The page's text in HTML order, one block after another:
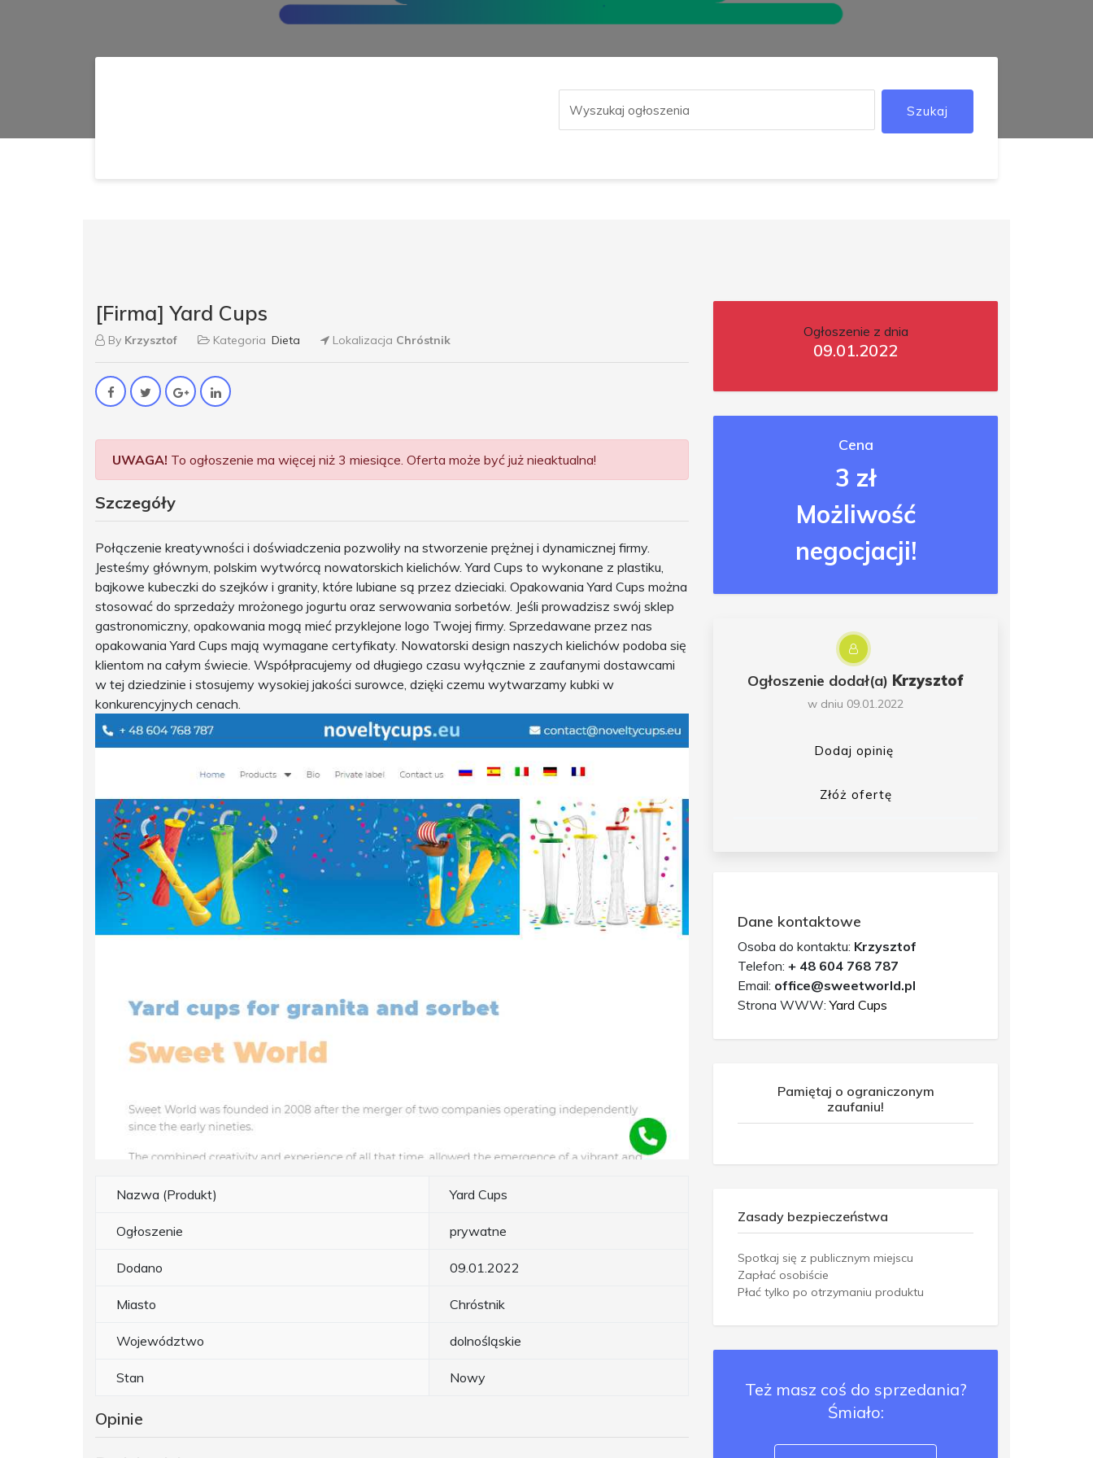
Szukaj
[Firma] Yard Cups
By Krzysztof Kategoria Dieta Lokalizacja Chróstnik
UWAGA! To ogłoszenie ma więcej niż 3 miesiące. Oferta może być już nieaktualna!
Szczegóły
Połączenie kreatywności i doświadczenia pozwoliły na stworzenie prężnej i dynamicznej firmy.
Jesteśmy głównym, polskim wytwórcą nowatorskich kielichów. Yard Cups to wykonane z plastiku,
bajkowe kubeczki do szejków i granity, które lubiane są przez dzieciaki. Opakowania Yard Cups można
stosować do sprzedaży mrożonego jogurtu oraz serwowania sorbetów. Jeśli prowadzisz swój sklep
gastronomiczny, opakowania mogą mieć przyklejone logo Twojej firmy. Sprzedawane przez nas
opakowania Yard Cups mają wymagane certyfikaty. Nowatorski design naszych kielichów podoba się
klientom na całym świecie. Współpracujemy od długiego czasu wyłącznie z zaufanymi dostawcami
w tej dziedzinie i stosujemy wysokiej jakości surowce, dzięki czemu wytwarzamy kubki w
konkurencyjnych cenach.
Nazwa (Produkt) Yard Cups
Ogłoszenie prywatne
Dodano 09.01.2022
Miasto Chróstnik
Województwo dolnośląskie
Stan Nowy
Opinie
Ogłoszenie z dnia
09.01.2022
Cena
3 zł
Możliwość
negocjacji!
Ogłoszenie dodał(a) Krzysztof
w dniu 09.01.2022
Dodaj opinię
Złóż ofertę
Dane kontaktowe
Osoba do kontaktu: Krzysztof
Telefon: + 48 604 768 787
Email: office@sweetworld.pl
Strona WWW:Yard Cups
Pamiętaj o ograniczonym
zaufaniu!
Zasady bezpieczeństwa
Spotkaj się z publicznym miejscu
Zapłać osobiście
Płać tylko po otrzymaniu produktu
Też masz coś do sprzedania?
Śmiało: